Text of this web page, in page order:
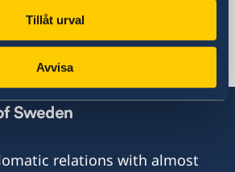
Tillåt urval
Avvisa
in Accra
East Legon, Accra
relations with almost